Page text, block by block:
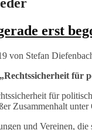
erst
von Stefan
für
für
Zusammenhalt unter
und Vereinen,